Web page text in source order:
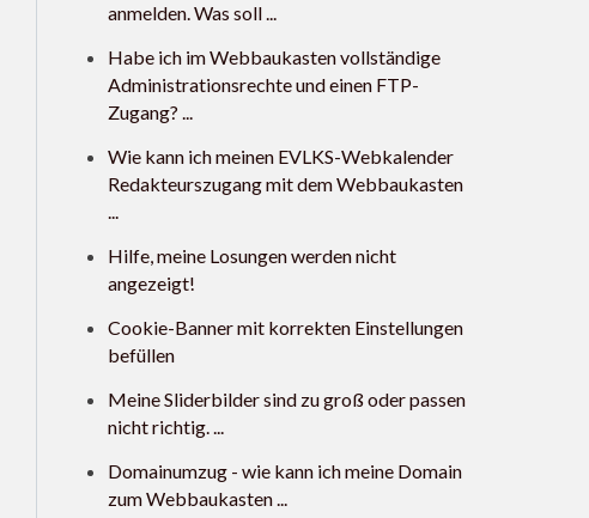
anmelden. Was soll ...
Habe ich im Webbaukasten vollständige
Administrationsrechte und einen FTP-
Zugang? ...
Wie kann ich meinen EVLKS-Webkalender
Redakteurszugang mit dem Webbaukasten
...
Hilfe, meine Losungen werden nicht
angezeigt!
Cookie-Banner mit korrekten Einstellungen
befüllen
Meine Sliderbilder sind zu groß oder passen
nicht richtig. ...
Domainumzug - wie kann ich meine Domain
zum Webbaukasten ...